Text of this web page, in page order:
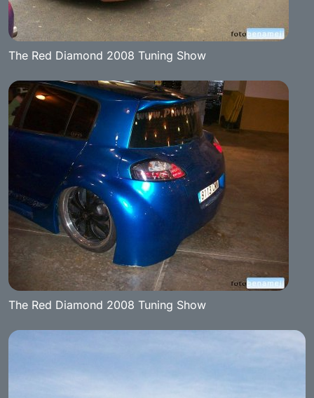
The Red Diamond 2008 Tuning Show
The Red Diamond 2008 Tuning Show